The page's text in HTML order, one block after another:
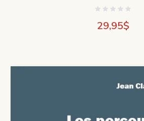
29,95$